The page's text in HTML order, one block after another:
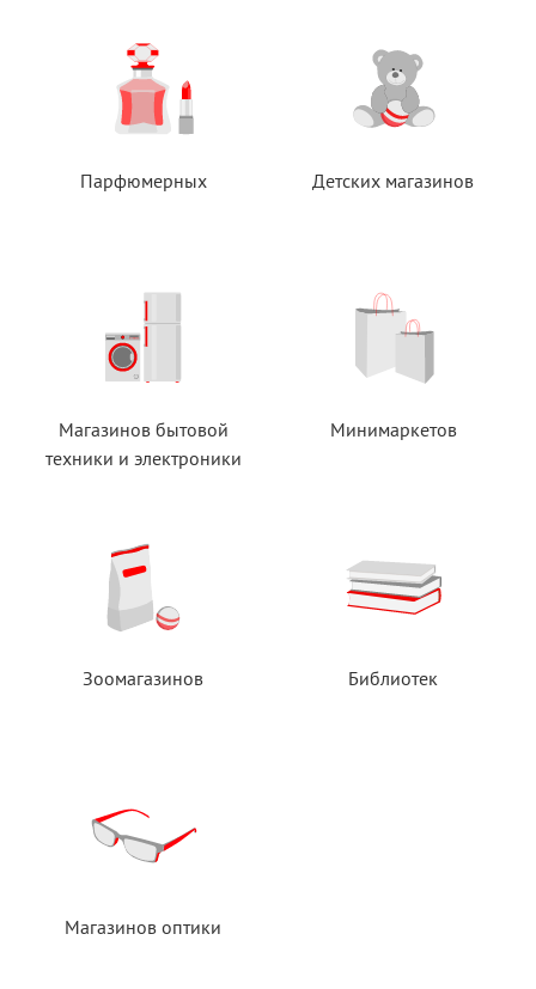
Парфюмерных Детских магазинов
Магазинов бытовой
техники и электроники
Минимаркетов
Зоомагазинов Библиотек
Магазинов оптики